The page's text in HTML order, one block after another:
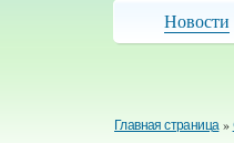
Новости
Главная страница »